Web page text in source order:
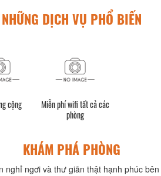
NHỮNG DỊCH VỤ PHỔ BIẾN
cộng
Miễn phí wifi tất cả các
phòng
KHÁM PHÁ PHÒNG
nghỉ ngơi và thư giãn thật hạnh phúc